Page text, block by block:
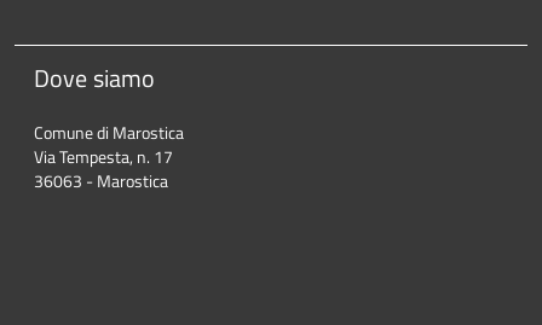
Dove siamo
Comune di Marostica
Via Tempesta, n. 17
36063 - Marostica